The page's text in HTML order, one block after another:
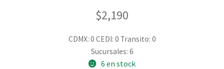
$2,190
CDMX: 0 CEDI: 0 Transito: 0
Sucursales: 6
6 en stock